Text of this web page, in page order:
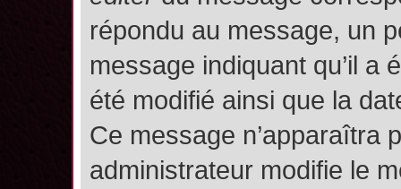
répondu au message, un
message indiquant qu’il a
été modifié ainsi que la
Ce message n’apparaîtra
administrateur modifie le